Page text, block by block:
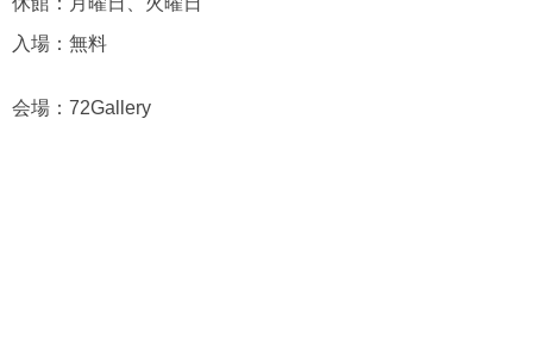
入場：無料
会場：72Gallery